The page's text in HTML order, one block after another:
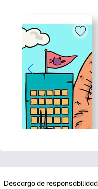
Descargo de responsabilidad